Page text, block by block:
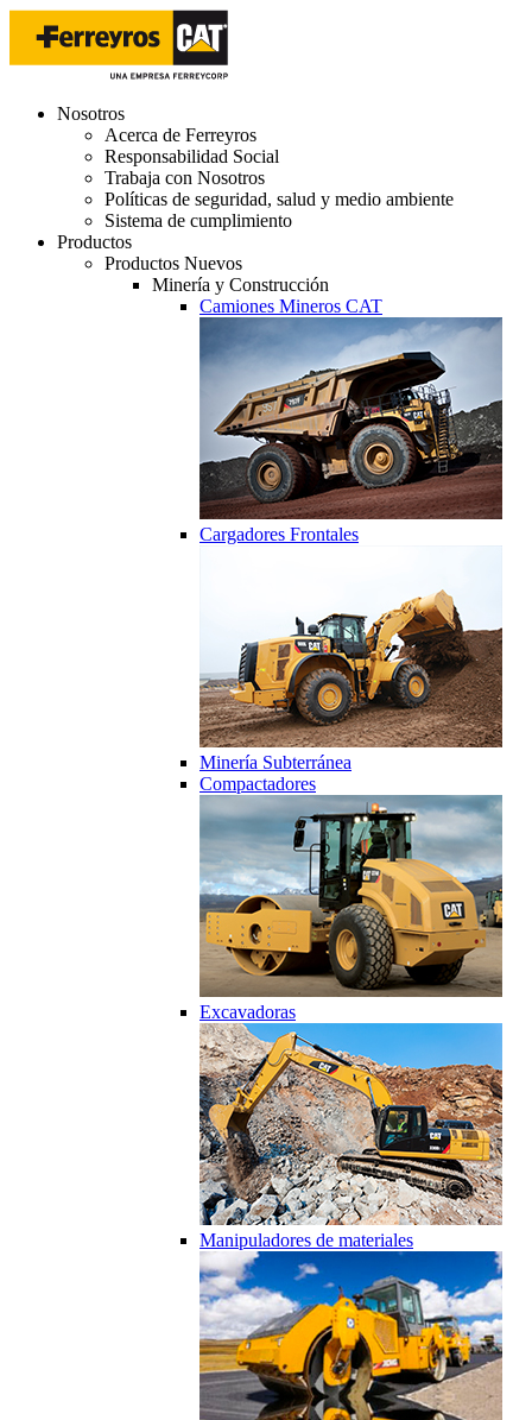
Nosotros
Acerca de Ferreyros
Responsabilidad Social
Trabaja con Nosotros
Políticas de seguridad, salud y medio ambiente
Sistema de cumplimiento
Productos
Productos Nuevos
Minería y Construcción
Camiones Mineros CAT
Cargadores Frontales
Minería Subterránea
Compactadores
Excavadoras
Manipuladores de materiales